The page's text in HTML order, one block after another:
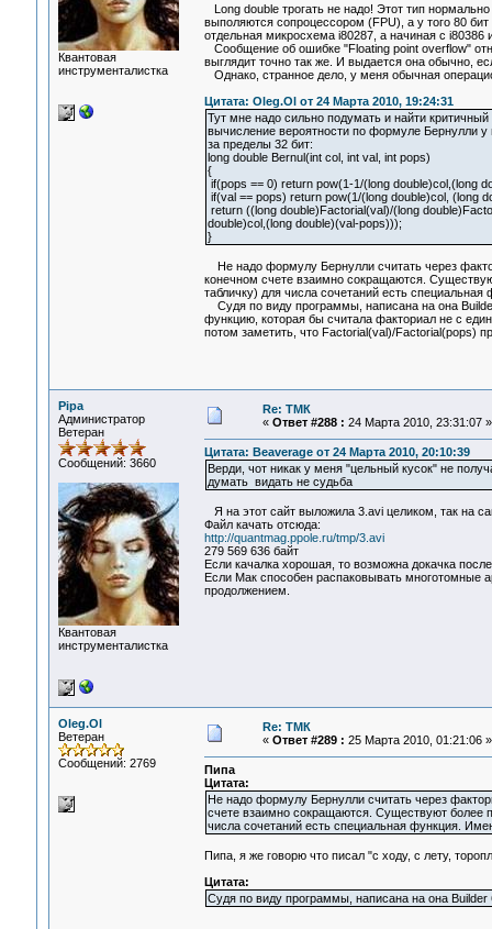
Квантовая
инструменталистка
Long double трогать не надо! Этот тип
выполяются сопроцессором (FPU), а у того 80
отдельная микросхема i80287, а начиная с
Сообщение об ошибке "Floating point overflow"
выглядит точно так же. И выдается она обычно,
Однако, странное дело, у меня обычная
Цитата: Oleg.Ol от 24 Марта 2010, 19:24:31
Тут мне надо сильно подумать и найти
вычисление вероятности по формуле Бернулли у
за пределы 32 бит:
long double Bernul(int col, int val, int pops)
{
if(pops == 0) return pow(1-1/(long double)col,(long
if(val == pops) return pow(1/(long double)col, (long
return ((long double)Factorial(val)/(long
double)col,(long double)(val-pops)));
}
Не надо формулу Бернулли считать через
конечном счете взаимно сокращаются.
табличку) для числа сочетаний есть
Судя по виду программы, написана на она
функцию, которая бы считала факториал не с
потом заметить, что Factorial(val)/Factorial(pops)
Pipa
Администратор
Ветеран
Сообщений: 3660
Квантовая
инструменталистка
Re: ТМК
« Ответ #288 : 24 Марта 2010, 23:31:07 »
Цитата: Beaverage от 24 Марта 2010, 20:10:39
Верди, чот никак у меня "цельный кусок" не
думать видать не судьба
Я на этот сайт выложила 3.avi целиком, так на
Файл качать отсюда:
http://quantmag.ppole.ru/tmp/3.avi
279 569 636 байт
Если качалка хорошая, то возможна докачка
Если Мак способен распаковывать многотомные
продолжением.
Oleg.Ol
Ветеран
Сообщений: 2769
Re: ТМК
« Ответ #289 : 25 Марта 2010, 01:21:06 »
Пипа
Цитата:
Не надо формулу Бернулли считать через
счете взаимно сокращаются. Существуют более
числа сочетаний есть специальная функция.
Пипа, я же говорю что писал "с ходу, с лету,
Цитата:
Судя по виду программы, написана на она